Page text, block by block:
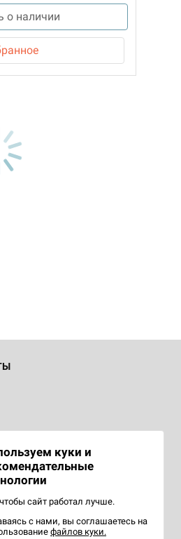
о наличии
куки и
сайт работал лучше.
с нами, вы соглашаетесь на
файлов куки.